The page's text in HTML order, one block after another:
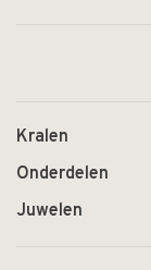
Kralen
Onderdelen
Juwelen